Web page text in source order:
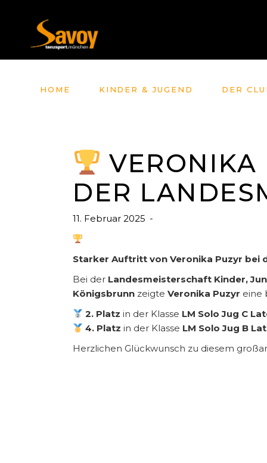
HOME KINDER & JUGEND DER
VERONIKA
DER
11. Februar 2025
Starker Auftritt von Veronika Puzyr bei
Bei der Landesmeisterschaft Kinder,
Königsbrunn zeigte Veronika Puzyr eine
2. Platz in der Klasse LM Solo Jug C
4. Platz in der Klasse LM Solo Jug B
Herzlichen Glückwunsch zu diesem